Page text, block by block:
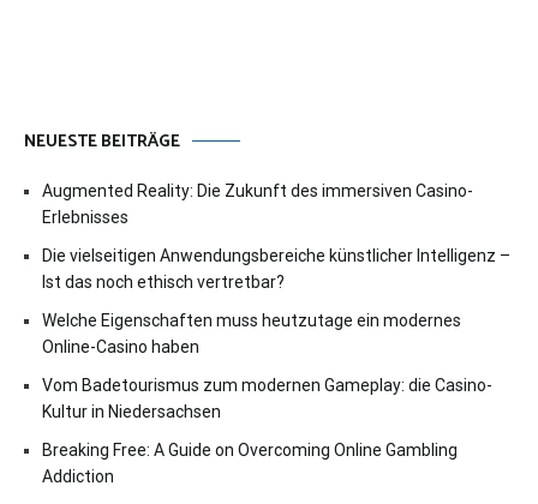
NEUESTE BEITRÄGE
Augmented Reality: Die Zukunft des immersiven Casino-
Erlebnisses
Die vielseitigen Anwendungsbereiche künstlicher Intelligenz –
Ist das noch ethisch vertretbar?
Welche Eigenschaften muss heutzutage ein modernes
Online-Casino haben
Vom Badetourismus zum modernen Gameplay: die Casino-
Kultur in Niedersachsen
Breaking Free: A Guide on Overcoming Online Gambling
Addiction